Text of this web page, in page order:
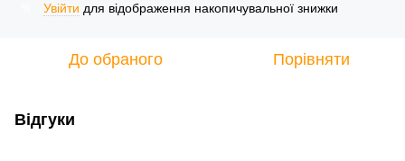
Увійти для відображення накопичувальної знижки
До обраного Порівняти
Відгуки